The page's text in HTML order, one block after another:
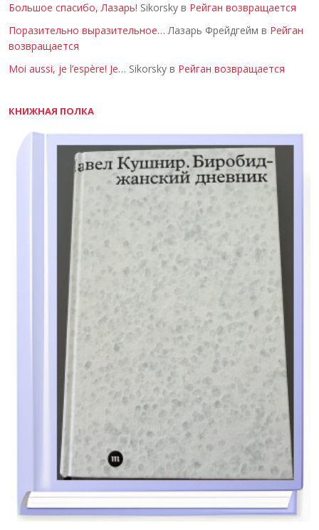
Большое спасибо, Лазарь! Sikorsky в Рейган возвращается
Поразительно выразительное… Лазарь Фрейдгейм в Рейган
возвращается
Moi aussi, je l’espère! Je… Sikorsky в Рейган возвращается
КНИЖНАЯ ПОЛКА